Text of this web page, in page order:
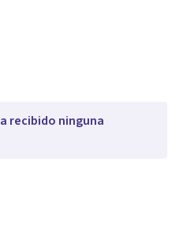
recibido ninguna